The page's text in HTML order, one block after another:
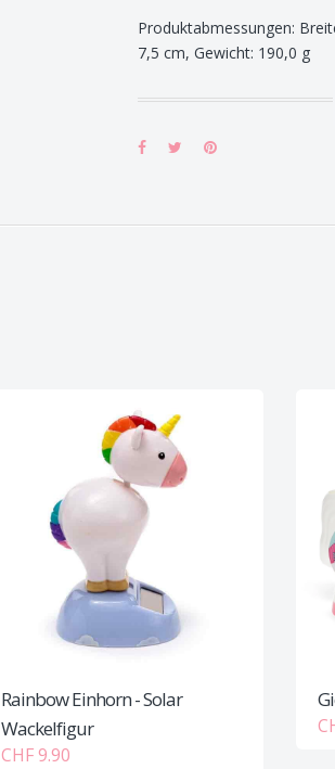
Produktabmessungen:
7,5 cm, Gewicht: 190,0 g
Rainbow Einhorn - Solar
Wackelfigur
CHF 9.90